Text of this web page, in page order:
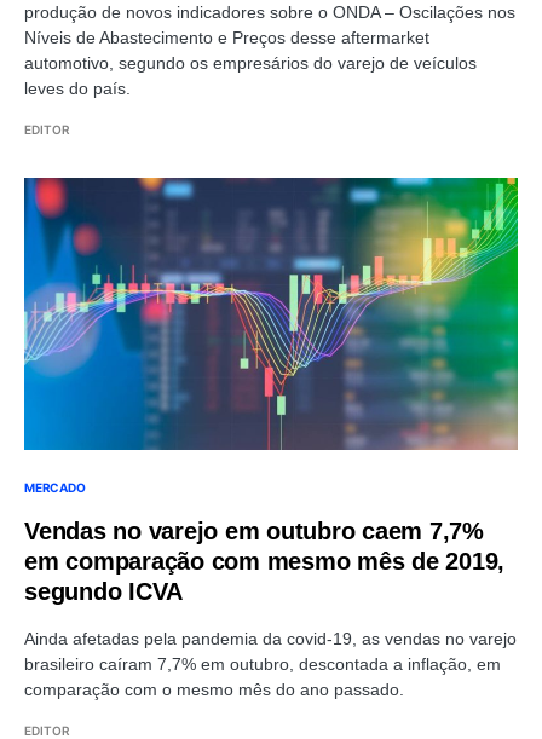
produção de novos indicadores sobre o ONDA – Oscilações nos
Níveis de Abastecimento e Preços desse aftermarket
automotivo, segundo os empresários do varejo de veículos
leves do país.
EDITOR
MERCADO
Vendas no varejo em outubro caem 7,7%
em comparação com mesmo mês de 2019,
segundo ICVA
Ainda afetadas pela pandemia da covid-19, as vendas no varejo
brasileiro caíram 7,7% em outubro, descontada a inflação, em
comparação com o mesmo mês do ano passado.
EDITOR